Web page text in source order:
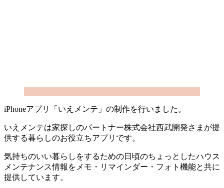
iPhoneアプリ「いえメンテ」の制作を行いました。
いえメンテは家探しのパートナー株式会社西武開発さまが提
供する暮らしのお役立ちアプリです。
気持ちのいい暮らしをするための日頃のちょっとしたハウス
メンテナンス情報をメモ・リマインダー・フォト機能と共に
提供しています。